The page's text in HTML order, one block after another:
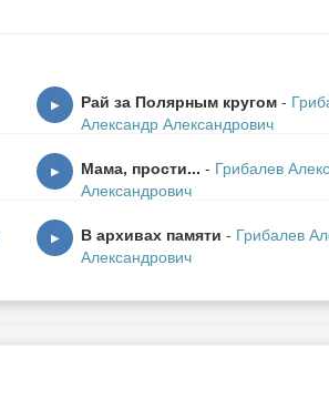
▶ Рай за Полярным кругом -
Александр Александрович
▶ Мама, прости... - Грибалев
Александрович
▶ В архивах памяти - Грибалев
Александрович